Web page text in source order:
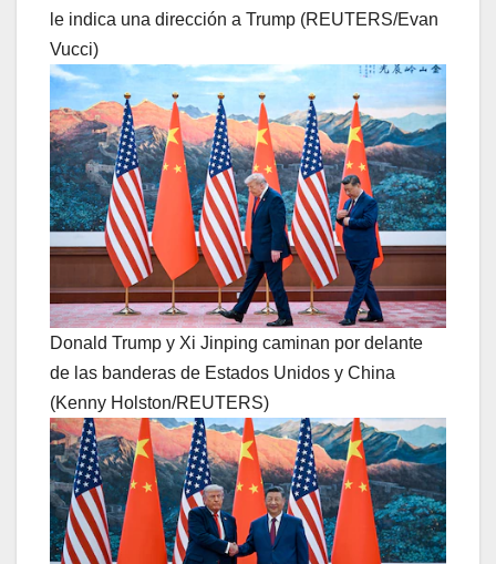
le indica una dirección a Trump (REUTERS/Evan
Vucci)
Donald Trump y Xi Jinping caminan por delante
de las banderas de Estados Unidos y China
(Kenny Holston/REUTERS)